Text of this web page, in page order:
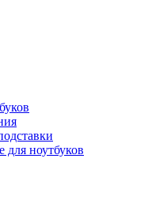
ноутбуков